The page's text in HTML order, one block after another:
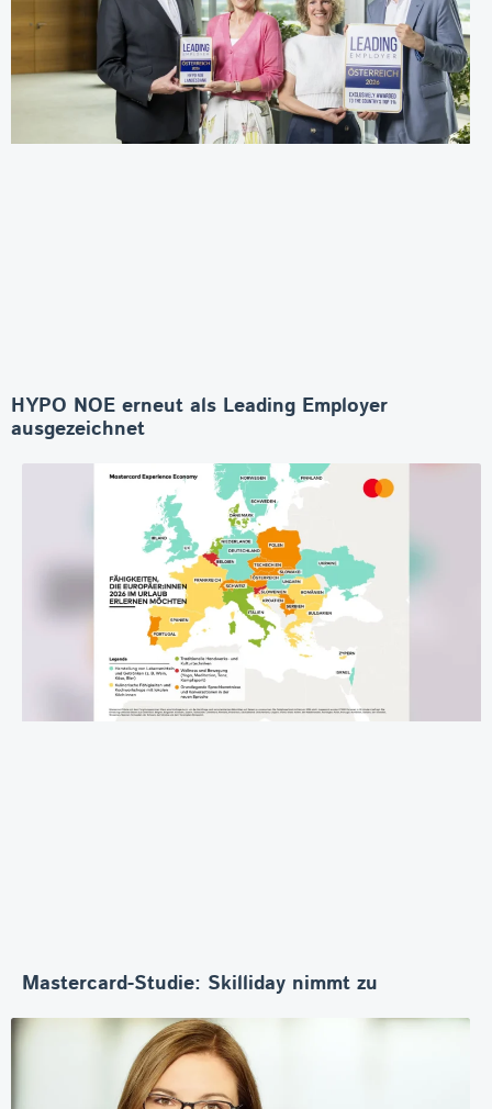
HYPO NOE erneut als Leading Employer
ausgezeichnet
Mastercard-Studie: Skilliday nimmt zu